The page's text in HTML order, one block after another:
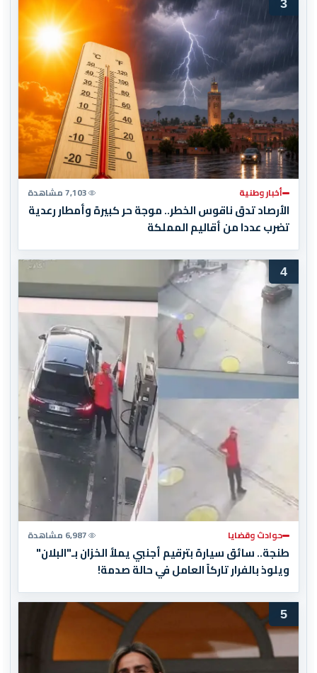
3
أخبار وطنية 7,103 مشاهدة
الأرصاد تدق ناقوس الخطر.. موجة حر كبيرة وأمطار رعدية
تضرب عددا من أقاليم المملكة
4
حوادث وقضايا 6,987 مشاهدة
طنجة.. سائق سيارة بترقيم أجنبي يملأ الخزان بـ"البلان"
ويلوذ بالفرار تاركاً العامل في حالة صدمة!
5